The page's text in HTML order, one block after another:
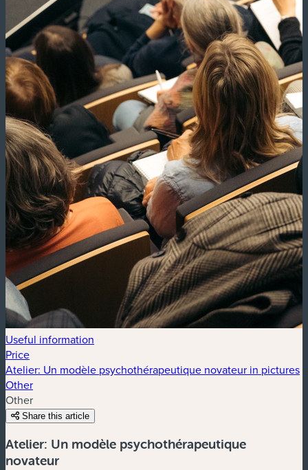
Useful information
Price
Atelier: Un modèle psychothérapeutique novateur in pictures
Other
Other
Share this article
Atelier: Un modèle psychothérapeutique
novateur